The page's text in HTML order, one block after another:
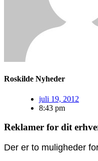
Roskilde Nyheder
juli 19, 2012
8:43 pm
Reklamer for dit
Der er to muligheder